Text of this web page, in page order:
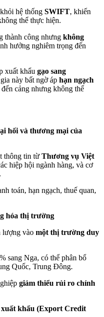
hệ thống SWIFT, khiến
thể thực hiện.
thành công nhưng không
hưởng nghiêm trọng đến
xuất khẩu gạo sang
này bất ngờ áp hạn ngạch
cảng nhưng không thể
hối và thương mại của
thông tin từ Thương vụ Việt
hiệp hội ngành hàng, và cơ
toán, hạn ngạch, thuế quan,
hóa thị trường
lượng vào một thị trường duy
sang Nga, có thể phân bổ
Quốc, Trung Đông.
giảm thiểu rủi ro chính
khẩu (Export Credit